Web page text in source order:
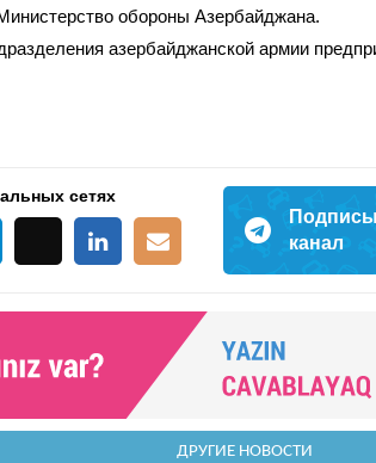
обороны Азербайджана.
азербайджанской армии
сетях
канал
ДРУГИЕ НОВОСТИ